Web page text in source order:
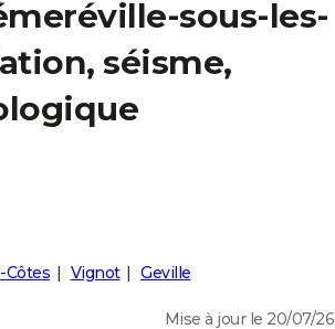
sous-les-
séisme,
Côtes Vignot Geville
Mise à jour le 20/07/26